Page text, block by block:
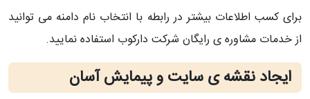
برای کسب اطلاعات بیشتر در رابطه با انتخاب نام دامنه می توانید
از خدمات مشاوره ی رایگان شرکت دارکوب استفاده نمایید.
ایجاد نقشه ی سایت و پیمایش آسان